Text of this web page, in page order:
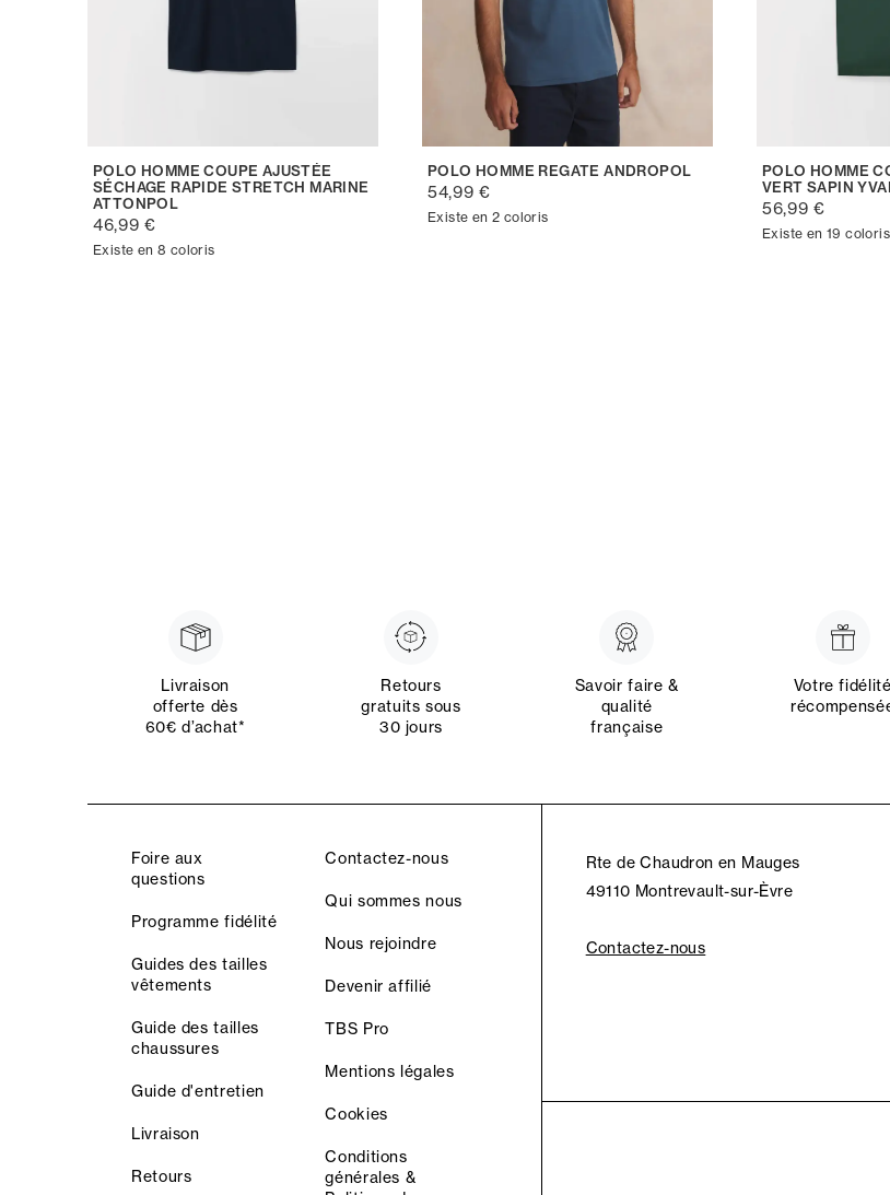
POLO HOMME COUPE AJUSTÉE
SÉCHAGE RAPIDE STRETCH MARINE
ATTONPOL
46,99 €
Existe en 8 coloris
POLO HOMME REGATE ANDROPOL
54,99 €
Existe en 2 coloris
POLO HOMME
VERT SAPIN
56,99 €
Existe en 19 coloris
Livraison
offerte dès
60€ d’achat*
Retours
gratuits sous
30 jours
Savoir faire &
qualité
française
Votre fidélité
Foire aux
questions
Programme fidélité
Guides des tailles
vêtements
Guide des tailles
chaussures
Guide d'entretien
Livraison
Retours
Contactez-nous
Qui sommes nous
Nous rejoindre
Devenir affilié
TBS Pro
Mentions légales
Cookies
Conditions
générales &
Rte de Chaudron en Mauges
49110 Montrevault-sur-Èvre
Contactez-nous